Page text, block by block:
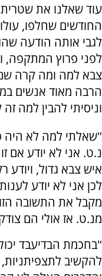
עוד שאלנו את
החודשים שחלפו,
לגבי אותה הודעה
לפני פרוץ המתקפה,
צבא למה ומה קרה
הרבה מאוד אנשים
וניסיתי להבין למה
"שאלתי למה לא היה
נ.ט. אני לא יודע אם
איש צבא גדול,
לכן אני לא יודע
מקבל את התשובה
מנ.ט. אז אולי הם
"בחכמת הבדיעבד
להקשיב לתצפיתניות,